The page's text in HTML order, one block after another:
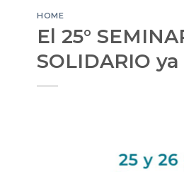
HOME
El 25°
SOLIDARIO